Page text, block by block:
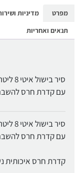
מפרט מדיניות
תנאים ואחריות
סיר
עם קדרת חרס
סיר
עם קדרת חרס
קדרת חרס איכותית